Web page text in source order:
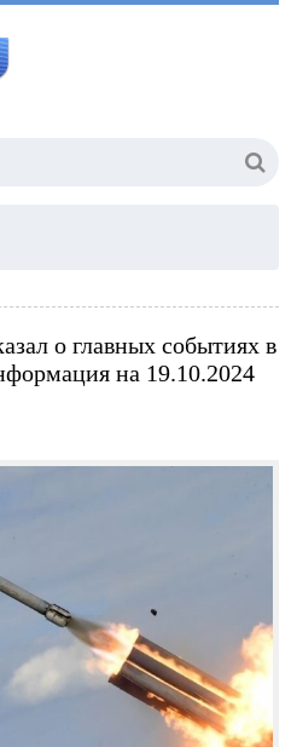
о главных событиях в
на 19.10.2024